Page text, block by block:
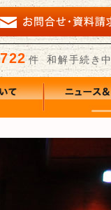
ルでの資料請求
件 和解手続き中